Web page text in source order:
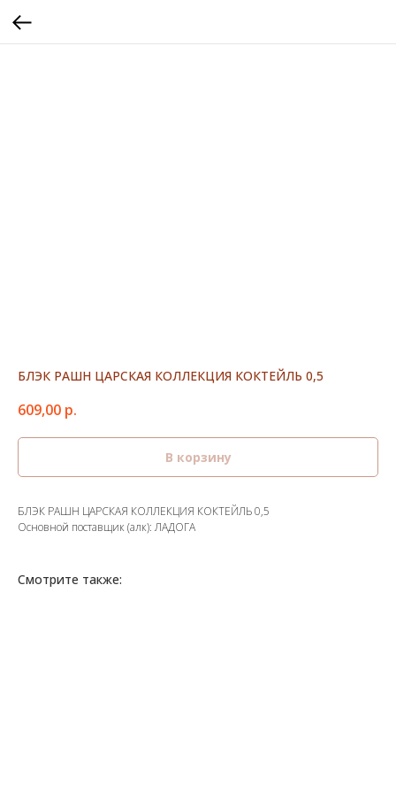
БЛЭК РАШН ЦАРСКАЯ КОЛЛЕКЦИЯ КОКТЕЙЛЬ 0,5
609,00 р.
В корзину
БЛЭК РАШН ЦАРСКАЯ КОЛЛЕКЦИЯ КОКТЕЙЛЬ 0,5
Основной поставщик (алк): ЛАДОГА
Смотрите также: